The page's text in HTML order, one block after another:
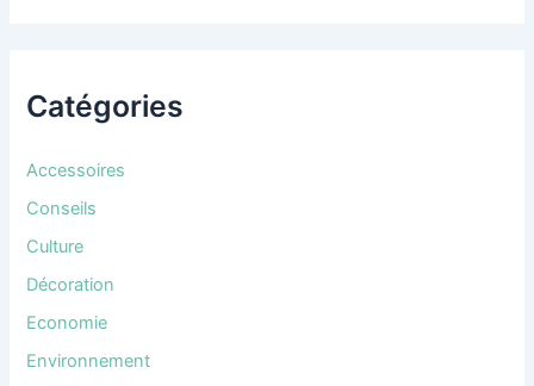
Catégories
Accessoires
Conseils
Culture
Décoration
Economie
Environnement